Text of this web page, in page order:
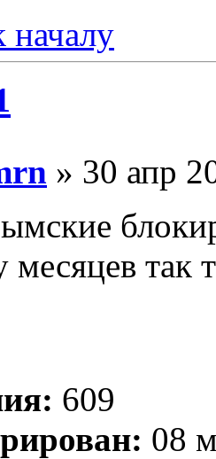
началу
» 30 апр
месяцев так
609
08